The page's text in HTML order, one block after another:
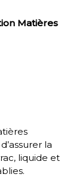
Matières
la
liquide et